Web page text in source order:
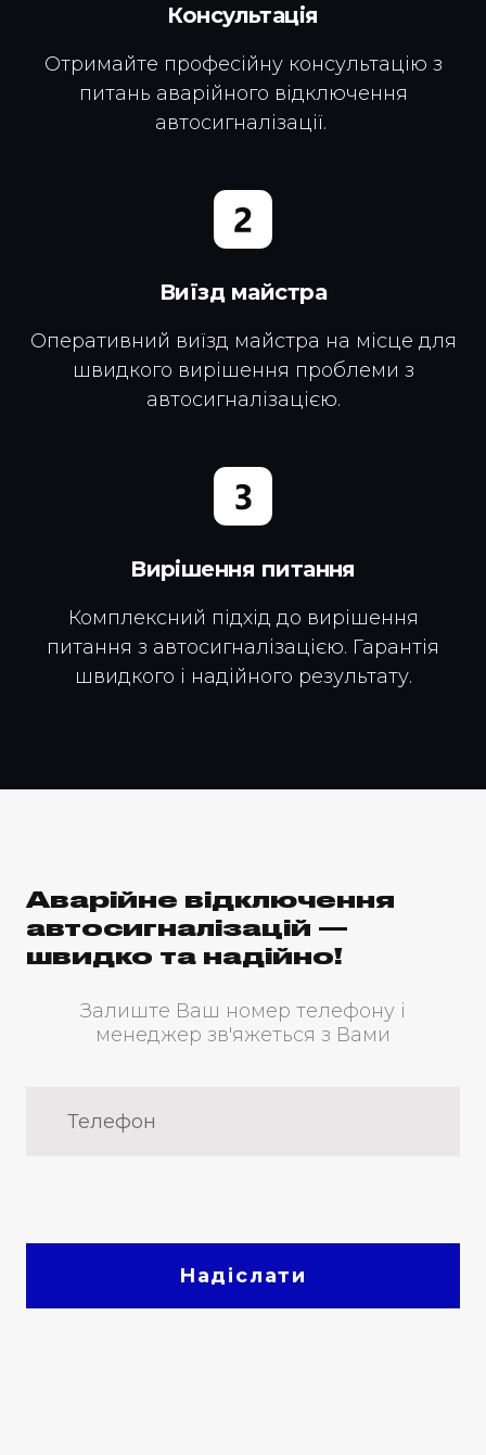
Консультація
Отримайте професійну консультацію з
питань аварійного відключення
автосигналізації.
Виїзд майстра
Оперативний виїзд майстра на місце для
швидкого вирішення проблеми з
автосигналізацією.
Вирішення питання
Комплексний підхід до вирішення
питання з автосигналізацією. Гарантія
швидкого і надійного результату.
Аварійне відключення
автосигналізацій —
швидко та надійно!
Залиште Ваш номер телефону і
менеджер зв'яжеться з Вами
Надіслати